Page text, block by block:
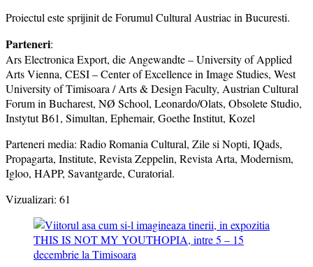
Proiectul este sprijinit de Forumul Cultural Austriac in Bucuresti.
Parteneri:
Ars Electronica Export, die Angewandte – University of Applied
Arts Vienna, CESI – Center of Excellence in Image Studies, West
University of Timisoara / Arts & Design Faculty, Austrian Cultural
Forum in Bucharest, NØ School, Leonardo/Olats, Obsolete Studio,
Instytut B61, Simultan, Ephemair, Goethe Institut, Kozel
Parteneri media: Radio Romania Cultural, Zile si Nopti, IQads,
Propagarta, Institute, Revista Zeppelin, Revista Arta, Modernism,
Igloo, HAPP, Savantgarde, Curatorial.
Vizualizari: 61
Post
Navigation